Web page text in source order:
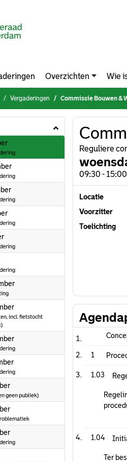
Overzichten Wie
Vergaderingen Commissie Bouwen &
2026
2026
2026
2026
2026
2026
2026
incl. fietstocht
2026
2026
2026
geen publiek)
2026
2026
Reguliere
09:30 - 15:00
Locatie
Voorzitter
Toelichting
1
1.03
1.04
Ter